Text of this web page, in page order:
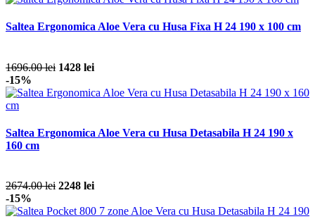
Saltea Ergonomica Aloe Vera cu Husa Fixa H 24 190 x 100 cm
1696.00 lei 1428 lei
-15%
Saltea Ergonomica Aloe Vera cu Husa Detasabila H 24 190 x
160 cm
2674.00 lei 2248 lei
-15%